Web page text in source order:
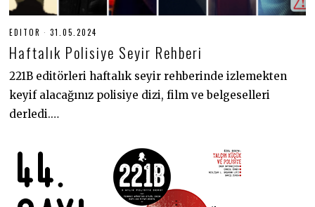
EDITOR 31.05.2024
.
0
5
2
Haftalık Polisiye Seyir Rehberi
221B editörleri haftalık seyir rehberinde izlemekten
keyif alacağınız polisiye dizi, film ve belgeselleri
derledi.…